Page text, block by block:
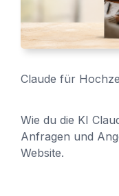
Claude für
Wie du die KI
Anfragen und
Website.